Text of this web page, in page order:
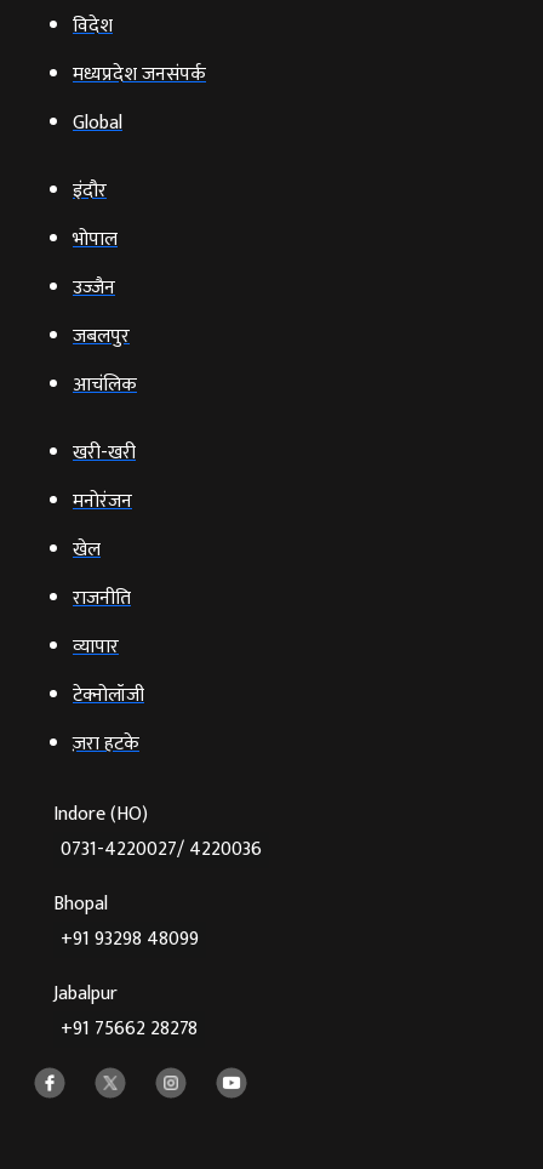
विदेश
मध्यप्रदेश जनसंपर्क
Global
इंदौर
भोपाल
उज्‍जैन
जबलपुर
आचंलिक
खरी-खरी
मनोरंजन
खेल
राजनीति
व्‍यापार
टेक्‍नोलॉजी
ज़रा हटके
Indore (HO)
0731-4220027/ 4220036
Bhopal
+91 93298 48099
Jabalpur
+91 75662 28278